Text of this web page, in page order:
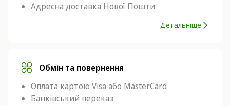
Адресна доставка Нової Пошти
Детальніше
Обмін та повернення
Оплата картою Visa або MasterCard
Банківський переказ